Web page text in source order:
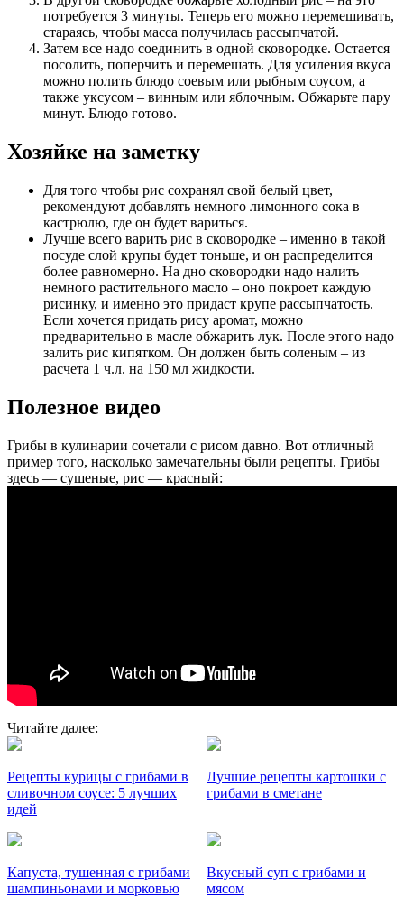
потребуется 3 минуты. Теперь его можно перемешивать,
стараясь, чтобы масса получилась рассыпчатой.
Затем все надо соединить в одной сковородке. Остается
посолить, поперчить и перемешать. Для усиления вкуса
можно полить блюдо соевым или рыбным соусом, а
также уксусом – винным или яблочным. Обжарьте пару
минут. Блюдо готово.
Хозяйке на заметку
Для того чтобы рис сохранял свой белый цвет,
рекомендуют добавлять немного лимонного сока в
кастрюлю, где он будет вариться.
Лучше всего варить рис в сковородке – именно в такой
посуде слой крупы будет тоньше, и он распределится
более равномерно. На дно сковородки надо налить
немного растительного масло – оно покроет каждую
рисинку, и именно это придаст крупе рассыпчатость.
Если хочется придать рису аромат, можно
предварительно в масле обжарить лук. После этого надо
залить рис кипятком. Он должен быть соленым – из
расчета 1 ч.л. на 150 мл жидкости.
Полезное видео
Грибы в кулинарии сочетали с рисом давно. Вот отличный
пример того, насколько замечательны были рецепты. Грибы
здесь — сушеные, рис — красный:
Читайте далее:
Рецепты курицы с грибами в
сливочном соусе: 5 лучших
идей
Лучшие рецепты картошки с
грибами в сметане
Капуста, тушенная с грибами
шампиньонами и морковью
Вкусный суп с грибами и
мясом